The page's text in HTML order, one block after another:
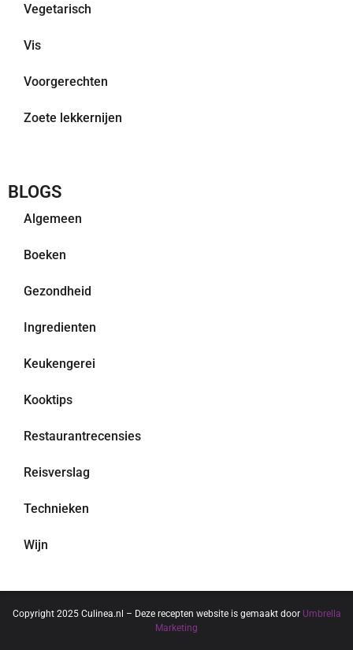
Vegetarisch
Vis
Voorgerechten
Zoete lekkernijen
BLOGS
Algemeen
Boeken
Gezondheid
Ingredienten
Keukengerei
Kooktips
Restaurantrecensies
Reisverslag
Technieken
Wijn
Copyright 2025 Culinea.nl – Deze recepten website is gemaakt door Umbrella
Marketing